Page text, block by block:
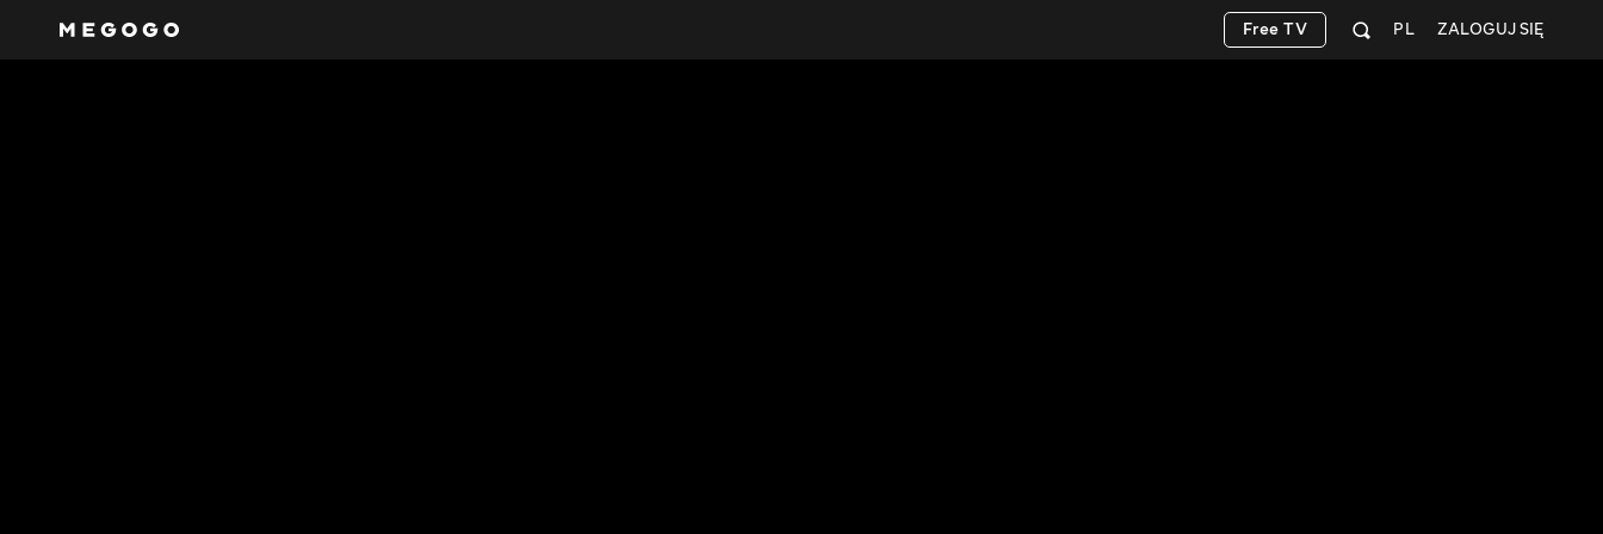
ZALOGUJ SIĘ
PL
Free TV